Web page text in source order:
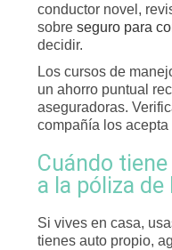
conductor novel,
sobre seguro para
decidir.
Los cursos de
un ahorro puntual
aseguradoras.
compañía los
Cuándo
a la póliza
Si vives en casa,
tienes auto propio,